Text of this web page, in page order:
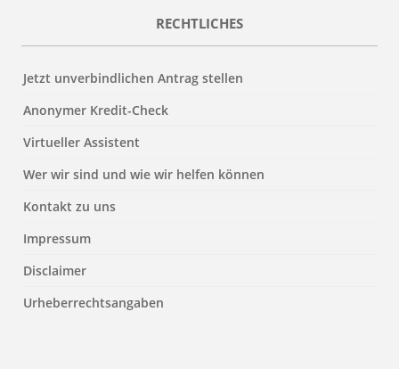
RECHTLICHES
Jetzt unverbindlichen Antrag stellen
Anonymer Kredit-Check
Virtueller Assistent
Wer wir sind und wie wir helfen können
Kontakt zu uns
Impressum
Disclaimer
Urheberrechtsangaben